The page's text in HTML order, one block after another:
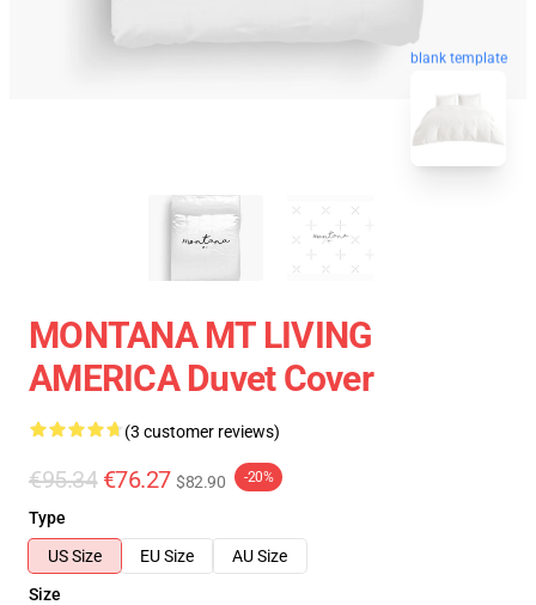
blank template
MONTANA MT LIVING
AMERICA Duvet Cover
(3 customer reviews)
€95.34 €76.27 $82.90 -20%
Type
US Size
EU Size
AU Size
Size